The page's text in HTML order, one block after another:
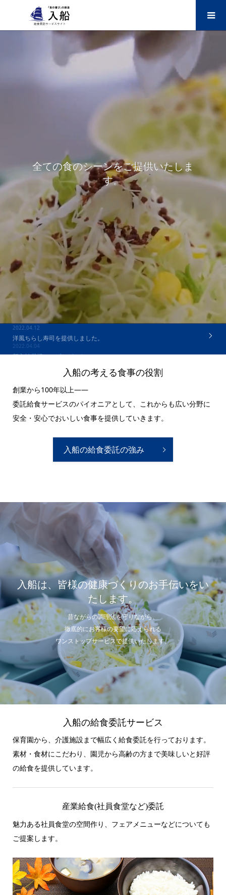
全ての食のシーンをご提供いたしま
す。
2022.04.04
新入社員様へのプレゼント
入船の考える食事の役割
創業から100年以上――
委託給食サービスのパイオニアとして、これからも広い分野に
安全・安心でおいしい食事を提供していきます。
入船の給食委託の強み
入船は、皆様の健康づくりのお手伝いをい
たします。
昔ながらの調理法を守りながら、
徹底的にお客様の要望に応えられる
ワンストップサービスで提供いたします。
入船の給食委託サービス
保育園から、介護施設まで幅広く給食委託を行っております。
素材・食材にこだわり、園児から高齢の方まで美味しいと好評
の給食を提供しています。
産業給食(社員食堂など)委託
魅力ある社員食堂の空間作り、フェアメニューなどについても
ご提案します。